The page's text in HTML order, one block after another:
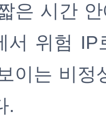
은 시간
서 위험
이는 비정
.